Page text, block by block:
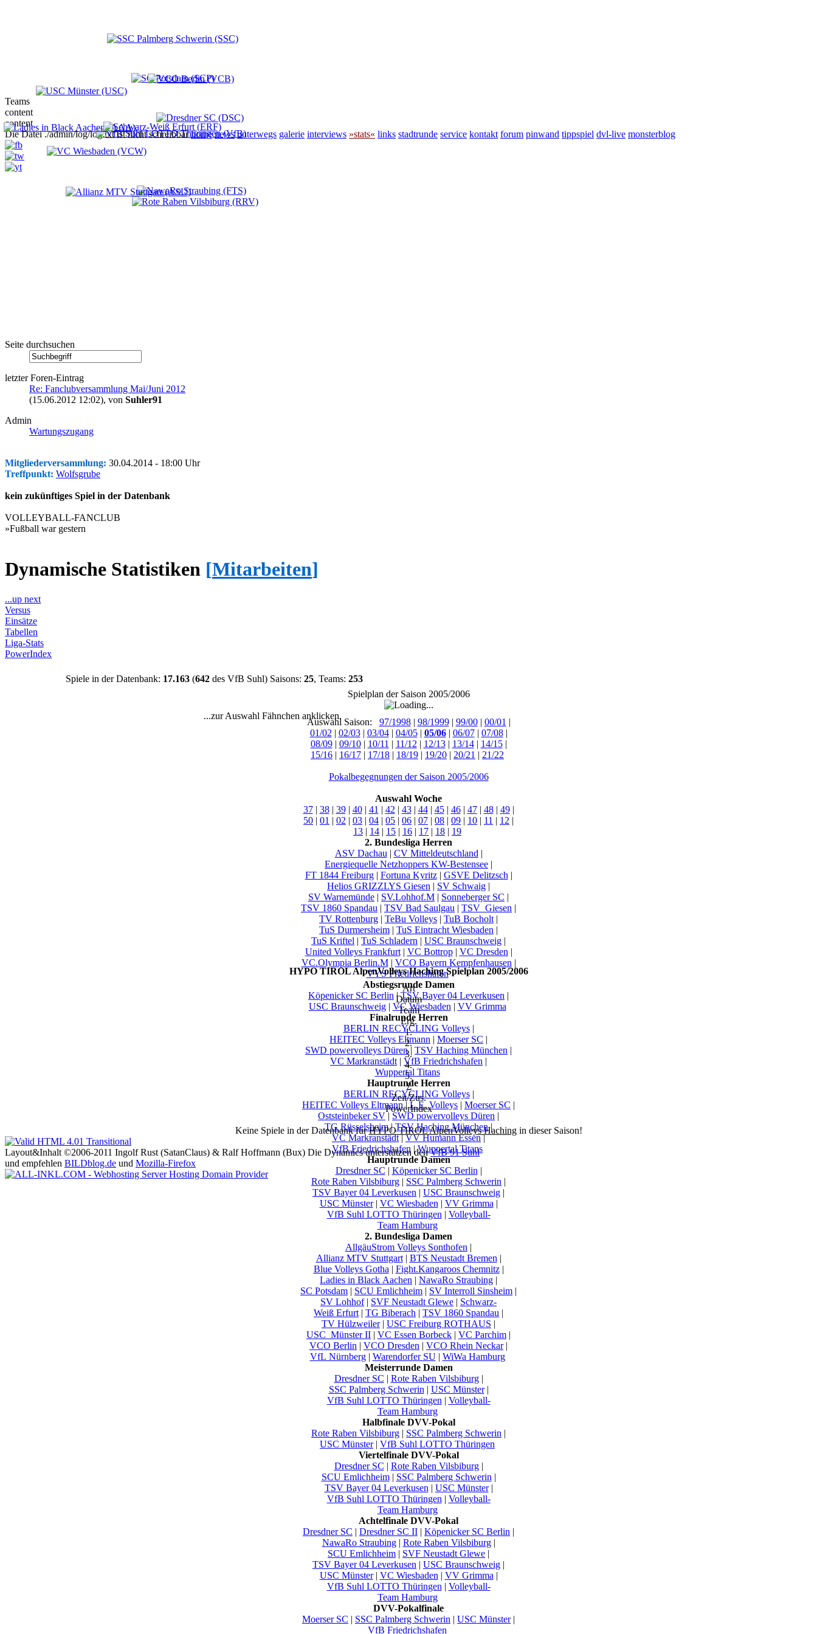
Teams
content
content
Die Datei ./admin/log/log.txt ist nicht schreibbarhome news unterwegs galerie interviews »stats« links stadtrunde service kontakt forum pinwand tippspiel dvl-live monsterblog
Seite durchsuchen
letzter Foren-Eintrag
Re: Fanclubversammlung Mai/Juni 2012
(15.06.2012 12:02), von Suhler91
Admin
Wartungszugang
Mitgliederversammlung: 30.04.2014 - 18:00 Uhr
Treffpunkt: Wolfsgrube
kein zukünftiges Spiel in der Datenbank
VOLLEYBALL-FANCLUB
»Fußball war gestern
Dynamische Statistiken [Mitarbeiten]
...up next
Versus
Einsätze
Tabellen
Liga-Stats
PowerIndex
Spiele in der Datenbank: 17.163(642des VfB Suhl) Saisons: 25, Teams: 253
Spielplan der Saison 2005/2006
...zur Auswahl Fähnchen anklicken.
Auswahl Saison: 97/1998| 98/1999| 99/00| 00/01 |
01/02 | 02/03| 03/04| 04/05| 05/06| 06/07| 07/08|
08/09| 09/10| 10/11 | 11/12 | 12/13| 13/14| 14/15|
15/16 | 16/17 | 17/18 | 18/19 | 19/20 | 20/21 | 21/22
Pokalbegegnungen der Saison 2005/2006
Auswahl Woche
37| 38| 39| 40| 41 | 42 | 43| 44| 45| 46| 47| 48| 49|
50 | 01 | 02 | 03 | 04 | 05 | 06 | 07 | 08 | 09 | 10 | 11 | 12 |
13 | 14 | 15 | 16 | 17 | 18 | 19
2. Bundesliga Herren
ASV Dachau | CV Mitteldeutschland |
Energiequelle Netzhoppers KW-Bestensee |
FT 1844 Freiburg| Fortuna Kyritz| GSVE Delitzsch |
Helios GRIZZLYS Giesen | SV Schwaig |
SV Warnemünde | SV.Lohhof.M | Sonneberger SC |
TSV 1860 Spandau | TSV Bad Saulgau | TSV_Giesen |
TV Rottenburg | TeBu Volleys | TuB Bocholt |
TuS Durmersheim | TuS Eintracht Wiesbaden |
TuS Kriftel | TuS Schladern | USC Braunschweig |
United Volleys Frankfurt| VC Bottrop| VC Dresden |
VC.Olympia Berlin.M| VCO Bayern Kempfenhausen |
VYS Friedrichshafen
Abstiegsrunde Damen
Köpenicker SC Berlin |TSV Bayer 04 Leverkusen |
USC Braunschweig| VC Wiesbaden | VV Grimma
Finalrunde Herren
BERLIN RECYCLING Volleys|
HEITEC Volleys Eltmann | Moerser SC |
SWD powervolleys Düren| TSV Haching München |
VC Markranstädt | VfB Friedrichshafen |
Wuppertal Titans
Hauptrunde Herren
BERLIN RECYCLING Volleys|
HEITEC Volleys Eltmann|L.E. Volleys | Moerser SC |
Oststeinbeker SV | SWD powervolleys Düren |
TG Rüsselsheim|TSV Haching München|
VC Markranstädt|VV Humann Essen|
VfB Friedrichshafen |Wuppertal Titans
Hauptrunde Damen
Dresdner SC | Köpenicker SC Berlin |
Rote Raben Vilsbiburg | SSC Palmberg Schwerin |
TSV Bayer 04 Leverkusen | USC Braunschweig |
USC Münster| VC Wiesbaden | VV Grimma |
VfB Suhl LOTTO Thüringen | Volleyball-
Team Hamburg
2. Bundesliga Damen
AllgäuStrom Volleys Sonthofen |
Allianz MTV Stuttgart| BTS Neustadt Bremen |
Blue Volleys Gotha | Fight.Kangaroos Chemnitz|
Ladies in Black Aachen | NawaRo Straubing |
SC Potsdam | SCU Emlichheim | SV Interroll Sinsheim |
SV Lohhof| SVF Neustadt Glewe | Schwarz-
Weiß Erfurt | TG Biberach | TSV 1860 Spandau |
TV Hülzweiler| USC Freiburg ROTHAUS |
USC_Münster II | VC Essen Borbeck | VC Parchim |
VCO Berlin | VCO Dresden | VCO Rhein Neckar|
VfL Nürnberg| Warendorfer SU| WiWa Hamburg
Meisterrunde Damen
Dresdner SC | Rote Raben Vilsbiburg|
SSC Palmberg Schwerin | USC Münster|
VfB Suhl LOTTO Thüringen | Volleyball-
Team Hamburg
Halbfinale DVV-Pokal
Rote Raben Vilsbiburg | SSC Palmberg Schwerin |
USC Münster| VfB Suhl LOTTO Thüringen
Viertelfinale DVV-Pokal
Dresdner SC | Rote Raben Vilsbiburg|
SCU Emlichheim| SSC Palmberg Schwerin |
TSV Bayer 04 Leverkusen | USC Münster|
VfB Suhl LOTTO Thüringen | Volleyball-
Team Hamburg
Achtelfinale DVV-Pokal
Dresdner SC | Dresdner SC II | Köpenicker SC Berlin |
NawaRo Straubing| Rote Raben Vilsbiburg|
SCU Emlichheim | SVF Neustadt Glewe |
TSV Bayer 04 Leverkusen | USC Braunschweig |
USC Münster| VC Wiesbaden | VV Grimma |
VfB Suhl LOTTO Thüringen | Volleyball-
Team Hamburg
DVV-Pokalfinale
Moerser SC | SSC Palmberg Schwerin | USC Münster|
VfB Friedrichshafen
HYPO TIROL AlpenVolleys Haching Spielplan 2005/2006
Art
Datum
Team
Erg.
1.
2.
3.
4.
5.
Σ
Zeit/Zus.
PowerIndex
Keine Spiele in der Datenbank fürHYPO TIROL AlpenVolleys Hachingin dieser Saison!
Layout&Inhalt ©2006-2011 Ingolf Rust (SatanClaus) & Ralf Hoffmann (Bux) Die Dynamics unterstützen denVfB 91 Suhl
und empfehlen BILDblog.de und Mozilla-Firefox